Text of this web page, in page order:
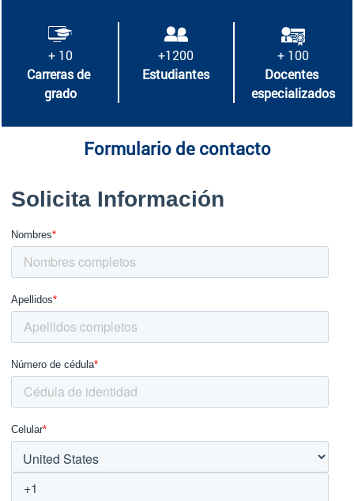
+ 10
Carreras de
grado
+1200
Estudiantes
+ 100
Docentes
especializados
Formulario de contacto